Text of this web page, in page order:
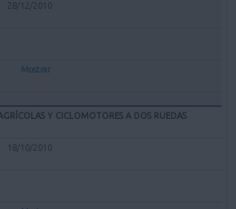
28/12/2010
Mostrar
Y CICLOMOTORES A DOS RUEDAS
18/10/2010